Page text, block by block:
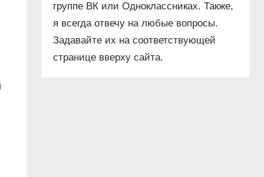
группе ВК или Одноклассниках. Также,
я всегда отвечу на любые вопросы.
Задавайте их на соответствующей
странице вверху сайта.